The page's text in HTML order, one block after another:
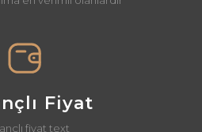
daha pahalı.
Fiyat
fiyat text